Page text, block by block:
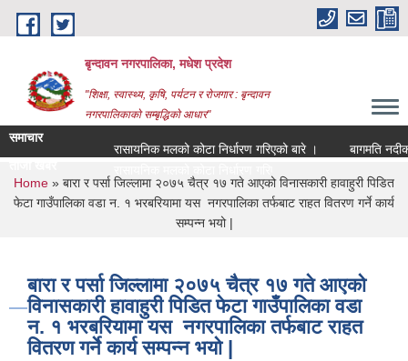
Skip to main content
बृन्दावन नगरपालिका, मधेश प्रदेश
"शिक्षा, स्वास्थ्य, कृषि, पर्यटन र रोजगार : बृन्दावन
नगरपालिकाको सम्बृद्धिको आधार"
समाचार
रासायनिक मलको कोटा निर्धारण गरिएको बारे ।
बागमति नदीको
You are here
Home » बारा र पर्सा जिल्लामा २०७५ चैत्र १७ गते आएको विनासकारी हावाहुरी पिडित
फेटा गाउँपालिका वडा न. १ भरबरियामा यस नगरपालिका तर्फबाट राहत वितरण गर्ने कार्य
सम्पन्न भयो |
बारा र पर्सा जिल्लामा २०७५ चैत्र १७ गते आएको
विनासकारी हावाहुरी पिडित फेटा गाउँपालिका वडा
न. १ भरबरियामा यस नगरपालिका तर्फबाट राहत
वितरण गर्ने कार्य सम्पन्न भयो |